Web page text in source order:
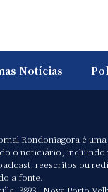
Notícias
Rondoniagora é
o noticiário,
reescritos ou
a fonte.
3893 - Nova Porto